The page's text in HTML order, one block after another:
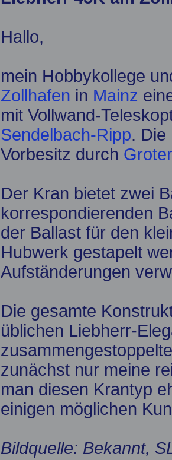
Hallo,
mein Hobbykollege
Zollhafen in Mainz
mit Vollwand-
Sendelbach-Ripp. Die
Vorbesitz durch
Der Kran bietet zwei
korrespondierenden
der Ballast für den
Hubwerk gestapelt
Aufständerungen
Die gesamte
üblichen Liebherr-
zunächst nur meine
man diesen Krantyp
einigen möglichen
Bildquelle: Bekannt,